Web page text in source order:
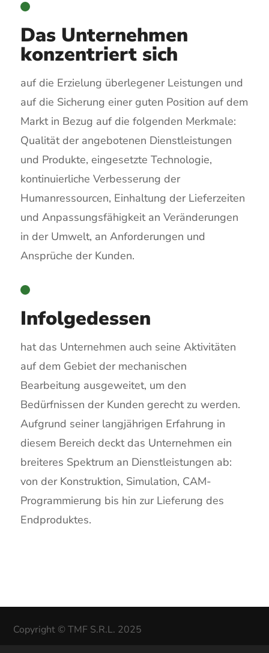
Das Unternehmen
konzentriert sich
auf die Erzielung überlegener Leistungen und
auf die Sicherung einer guten Position auf dem
Markt in Bezug auf die folgenden Merkmale:
Qualität der angebotenen Dienstleistungen
und Produkte, eingesetzte Technologie,
kontinuierliche Verbesserung der
Humanressourcen, Einhaltung der Lieferzeiten
und Anpassungsfähigkeit an Veränderungen
in der Umwelt, an Anforderungen und
Ansprüche der Kunden.
Infolgedessen
hat das Unternehmen auch seine Aktivitäten
auf dem Gebiet der mechanischen
Bearbeitung ausgeweitet, um den
Bedürfnissen der Kunden gerecht zu werden.
Aufgrund seiner langjährigen Erfahrung in
diesem Bereich deckt das Unternehmen ein
breiteres Spektrum an Dienstleistungen ab:
von der Konstruktion, Simulation, CAM-
Programmierung bis hin zur Lieferung des
Endproduktes.
Copyright © TMF S.R.L. 2025